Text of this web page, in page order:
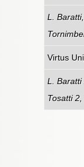
L.
L. Baratti
Tosatti